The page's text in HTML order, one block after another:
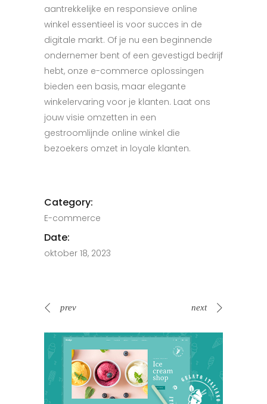
aantrekkelijke en responsieve online
winkel essentieel is voor succes in de
digitale markt. Of je nu een beginnende
ondernemer bent of een gevestigd bedrijf
hebt, onze e-commerce oplossingen
bieden een basis, maar elegante
winkelervaring voor je klanten. Laat ons
jouw visie omzetten in een
gestroomlijnde online winkel die
bezoekers omzet in loyale klanten.
Category:
E-commerce
Date:
oktober 18, 2023
prev next
E-comm